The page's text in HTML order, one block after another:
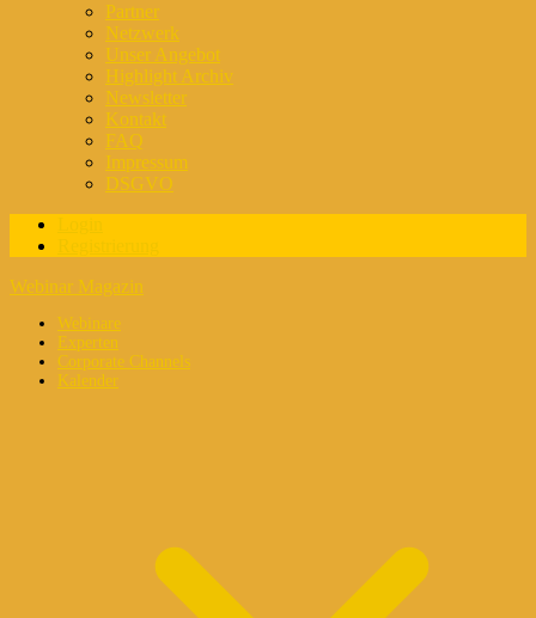
Partner
Netzwerk
Unser Angebot
Highlight Archiv
Newsletter
Kontakt
FAQ
Impressum
DSGVO
Webinar Magazin
Webinare
Experten
Corporate Channels
Kalender